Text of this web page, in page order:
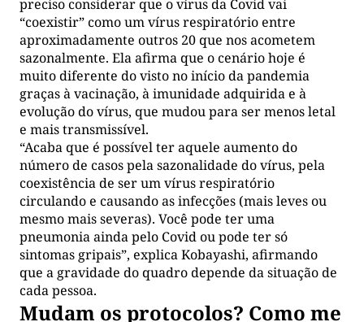
preciso considerar que o vírus da Covid vai
“coexistir” como um vírus respiratório entre
aproximadamente outros 20 que nos acometem
sazonalmente. Ela afirma que o cenário hoje é
muito diferente do visto no início da pandemia
graças à vacinação, à imunidade adquirida e à
evolução do vírus, que mudou para ser menos letal
e mais transmissível.
“Acaba que é possível ter aquele aumento do
número de casos pela sazonalidade do vírus, pela
coexistência de ser um vírus respiratório
circulando e causando as infecções (mais leves ou
mesmo mais severas). Você pode ter uma
pneumonia ainda pelo Covid ou pode ter só
sintomas gripais”, explica Kobayashi, afirmando
que a gravidade do quadro depende da situação de
cada pessoa.
Mudam os protocolos? Como me